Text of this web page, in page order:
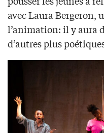
avec Laura Bergeron,
l’animation: il y aura
d’autres plus